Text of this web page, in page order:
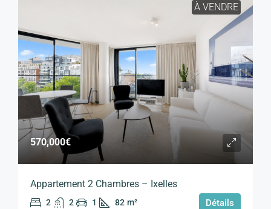
À VENDRE
570,000€
Appartement 2 Chambres – Ixelles
2 2 1 82 m² Détails